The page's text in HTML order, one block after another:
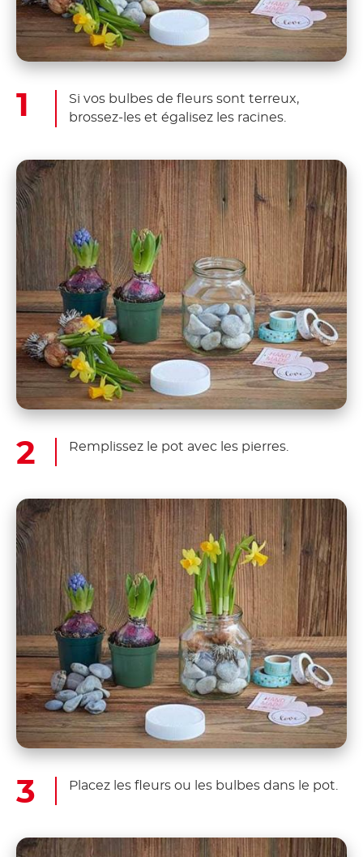
Si vos bulbes de fleurs sont terreux,
brossez-les et égalisez les racines.
Remplissez le pot avec les pierres.
Placez les fleurs ou les bulbes dans le pot.